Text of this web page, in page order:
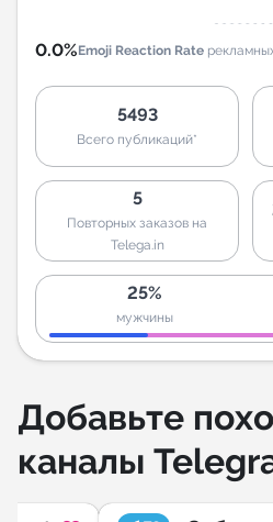
0.0%Emoji Reaction Rate
5493
Всего публикаций*
5
Повторных заказов на
Telega.in
25%
мужчины
Добавьте
каналы